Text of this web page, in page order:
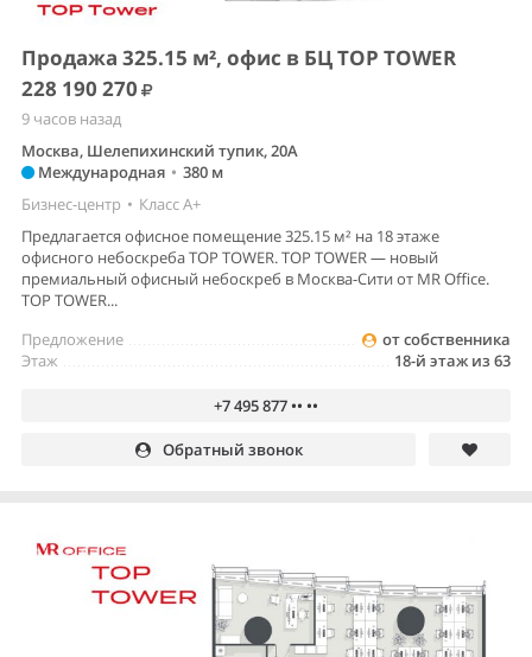
Продажа 325.15 м², офис в БЦ TOP TOWER
228 190 270
9 часов назад
Москва, Шелепихинский тупик, 20А
Международная • 380 м
Бизнес-центр • Класс A+
Предлагается офисное помещение 325.15 м² на 18 этаже
офисного небоскреба TOP TOWER. TOP TOWER — новый
премиальный офисный небоскреб в Москва-Сити от MR Office.
TOP TOWER...
от собственника
Предложение
18-й этаж из 63
Этаж
+7 495 877 •• ••
Обратный звонок